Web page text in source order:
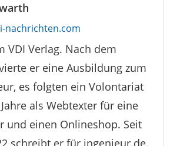
nachrichten.com
VDI Verlag. Nach dem
er eine Ausbildung zum
es folgten ein Volontariat
als Webtexter für eine
und einen Onlineshop. Seit